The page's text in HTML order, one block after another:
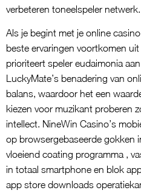
verbeteren toneelspeler netwerk.
Als je begint met je online
beste ervaringen voortkomen
prioriteert speler eudaimonia
LuckyMate’s benadering van
balans, waardoor het een
kiezen voor muzikant proberen
intellect. NineWin Casino’s
op browsergebaseerde gokken
vloeiend coating programma ,
in totaal smartphone en blok
app store downloads